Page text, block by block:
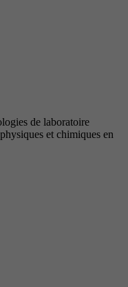
de laboratoire
et chimiques en